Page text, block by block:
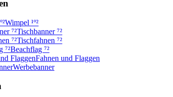
Wimpel ¹º²
Tischbanner ⁷²
Tischfahnen ⁷²
Beachflag ⁷²
Fahnen und Flaggen
Werbebanner